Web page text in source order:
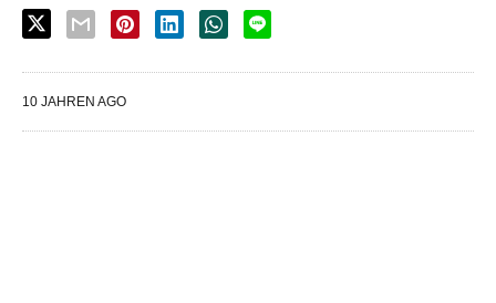
10 JAHREN AGO